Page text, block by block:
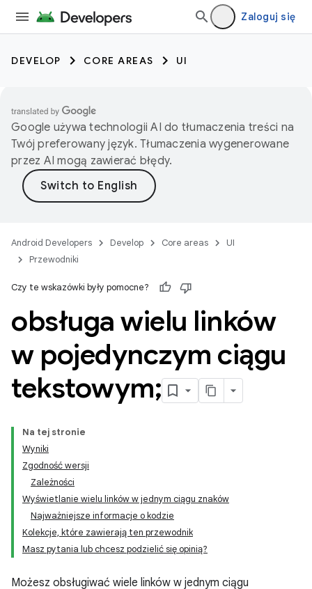
Zaloguj się
DEVELOP CORE AREAS UI
Google używa technologii AI do tłumaczenia treści na
Twój preferowany język. Tłumaczenia wygenerowane
przez AI mogą zawierać błędy.
Android Developers Develop Core areas
UI
Przewodniki
Czy te wskazówki były pomocne?
obsługa wielu linków
w pojedynczym ciągu
tekstowym;
Na tej stronie
Wyniki
Zgodność wersji
Zależności
Wyświetlanie wielu linków w jednym ciągu znaków
Najważniejsze informacje o kodzie
Kolekcje, które zawierają ten przewodnik
Masz pytania lub chcesz podzielić się opinią?
Możesz obsługiwać wiele linków w jednym ciągu